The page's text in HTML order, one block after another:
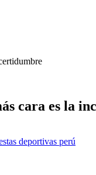
cara es la
deportivas perú